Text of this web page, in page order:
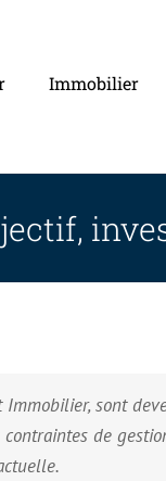
Immobilier
Immobilier, sont
de